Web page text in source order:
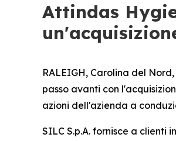
Attindas
RALEIGH, Carolina del
passo avanti con
azioni dell'azienda a
SILC S.p.A. fornisce a